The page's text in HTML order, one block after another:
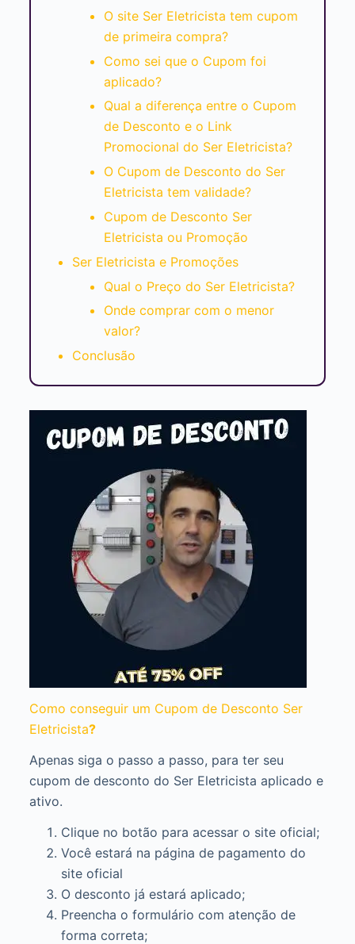
O site Ser Eletricista tem cupom
de primeira compra?
Como sei que o Cupom foi
aplicado?
Qual a diferença entre o Cupom
de Desconto e o Link
Promocional do Ser Eletricista?
O Cupom de Desconto do Ser
Eletricista tem validade?
Cupom de Desconto Ser
Eletricista ou Promoção
Ser Eletricista e Promoções
Qual o Preço do Ser Eletricista?
Onde comprar com o menor
valor?
Conclusão
Como conseguir um Cupom de Desconto Ser
Eletricista?
Apenas siga o passo a passo, para ter seu
cupom de desconto do Ser Eletricista aplicado e
ativo.
Clique no botão para acessar o site oficial;
Você estará na página de pagamento do
site oficial
O desconto já estará aplicado;
Preencha o formulário com atenção de
forma correta;